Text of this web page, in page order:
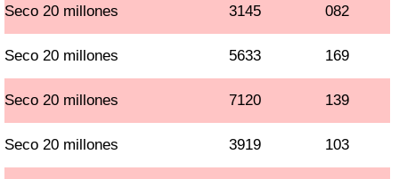
Seco 20 millones 3145 082
Seco 20 millones 5633 169
Seco 20 millones 7120 139
Seco 20 millones 3919 103